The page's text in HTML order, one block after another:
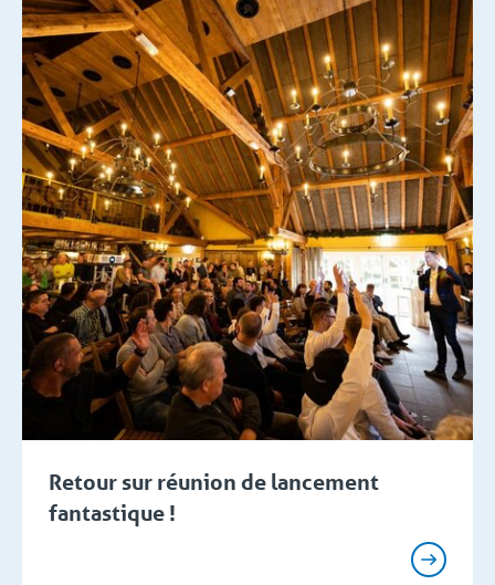
Retour sur réunion de lancement
fantastique !